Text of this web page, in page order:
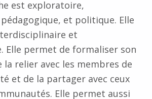
est exploratoire,
et politique. Elle
et
Elle permet de formaliser son
la relier avec les membres de
et de la partager avec ceux
Elle permet aussi